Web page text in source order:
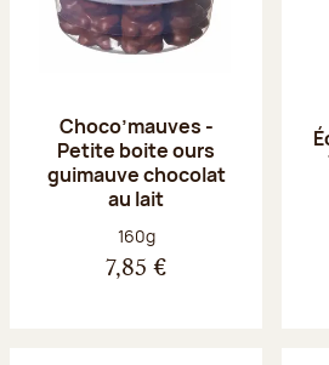
Choco’mauves -
Petite boite ours
guimauve chocolat
au lait
Poids net :
160g
7,85 €